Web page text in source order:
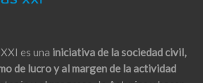
es una iniciativa de la sociedad civil,
de lucro y al margen de la actividad